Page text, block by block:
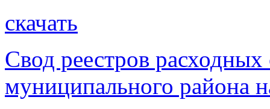
скачать
Свод реестров расходных
муниципального района